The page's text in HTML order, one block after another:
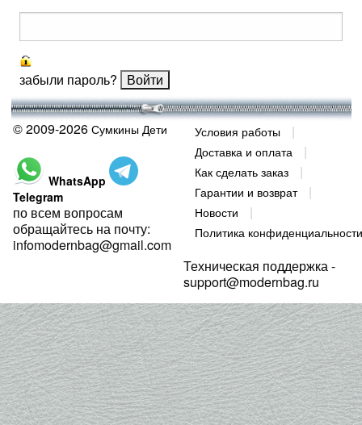
забыли пароль?
© 2009-2026 Сумкины Дети
WhatsApp
Telegram
по всем вопросам
обращайтесь на почту:
infomodernbag@gmail.com
Условия работы
Доставка и оплата
Как сделать заказ
Гарантии и возврат
Новости
Политика конфиденциальности
Техническая поддержка -
support@modernbag.ru